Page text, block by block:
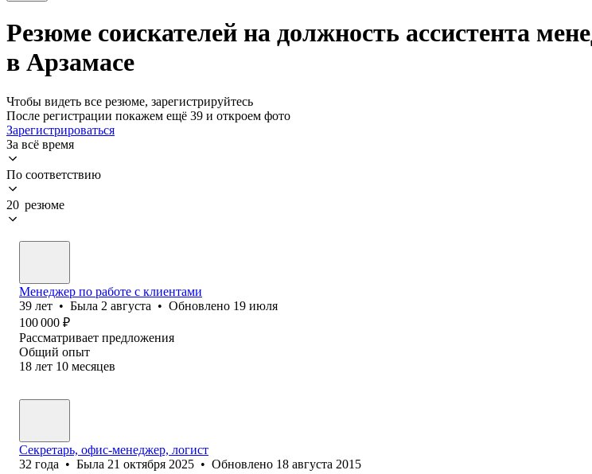
Резюме соискателей на должность ассистента
в Арзамасе
Чтобы видеть все резюме, зарегистрируйтесь
После регистрации покажем ещё 39 и откроем фото
Зарегистрироваться
За всё время
По соответствию
20 резюме
Менеджер по работе с клиентами
39 лет • Была 2 августа • Обновлено 19 июля
100 000 ₽
Рассматривает предложения
Общий опыт
18 лет 10 месяцев
Секретарь, офис-менеджер, логист
32 года • Была 21 октября 2025 • Обновлено 18 августа 2015